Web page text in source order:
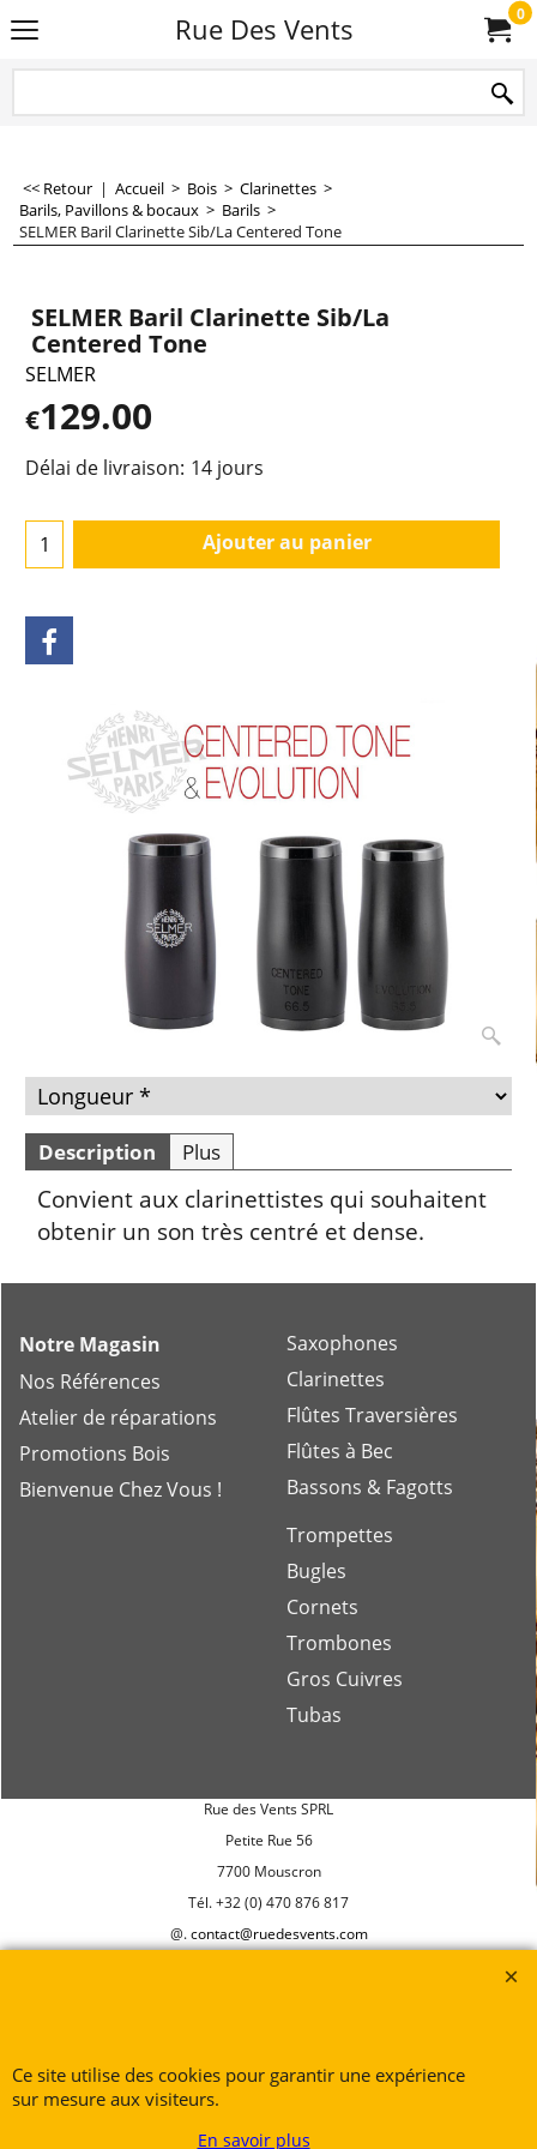
Rue Des Vents 0
<< Retour | Accueil > Bois > Clarinettes >
Barils, Pavillons & bocaux > Barils >
SELMER Baril Clarinette Sib/La Centered Tone
SELMER Baril Clarinette Sib/La
Centered Tone
SELMER
€129.00
Délai de livraison: 14 jours
Ajouter au panier
Description Plus
Convient aux clarinettistes qui souhaitent
obtenir un son très centré et dense.
Notre Magasin
Nos Références
Atelier de réparations
Promotions Bois
Bienvenue Chez Vous !
Saxophones
Clarinettes
Flûtes Traversières
Flûtes à Bec
Bassons & Fagotts
Trompettes
Bugles
Cornets
Trombones
Gros Cuivres
Tubas
Rue des Vents SPRL
Petite Rue 56
7700 Mouscron
Tél. +32 (0) 470 876 817
@.contact@ruedesvents.com
Ce site utilise des cookies pour garantir une expérience
sur mesure aux visiteurs.
En savoir plus